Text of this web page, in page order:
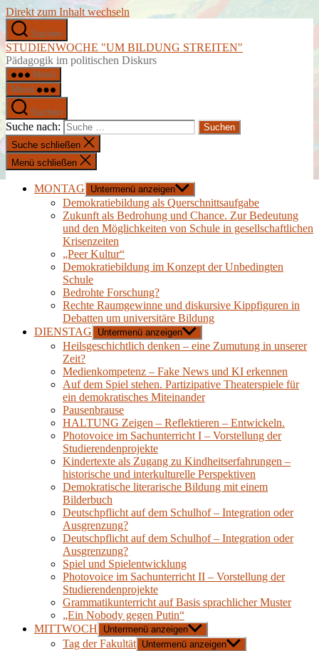
Direkt zum Inhalt wechseln
Suchen
STUDIENWOCHE "UM BILDUNG STREITEN"
Pädagogik im politischen Diskurs
Menü
Menü
Suchen
Suche nach:
Suche schließen
Menü schließen
MONTAG Untermenü anzeigen
Demokratiebildung als Querschnittsaufgabe
Zukunft als Bedrohung und Chance. Zur Bedeutung
und den Möglichkeiten von Schule in gesellschaftlichen
Krisenzeiten
„Peer Kultur“
Demokratiebildung im Konzept der Unbedingten
Schule
Bedrohte Forschung?
Rechte Raumgewinne und diskursive Kippfiguren in
Debatten um universitäre Bildung
DIENSTAG
Untermenü anzeigen
Heilsgeschichtlich denken – eine Zumutung in unserer
Zeit?
Medienkompetenz – Fake News und KI erkennen
Auf dem Spiel stehen. Partizipative Theaterspiele für
ein demokratisches Miteinander
Pausenbrause
HALTUNG Zeigen – Reflektieren – Entwickeln.
Photovoice im Sachunterricht I – Vorstellung der
Studierendenprojekte
Kindertexte als Zugang zu Kindheitserfahrungen –
historische und interkulturelle Perspektiven
Demokratische literarische Bildung mit einem
Bilderbuch
Deutschpflicht auf dem Schulhof – Integration oder
Ausgrenzung?
Deutschpflicht auf dem Schulhof – Integration oder
Ausgrenzung?
Spiel und Spielentwicklung
Photovoice im Sachunterricht II – Vorstellung der
Studierendenprojekte
Grammatikunterricht auf Basis sprachlicher Muster
„Ein Nobody gegen Putin“
MITTWOCH
Untermenü anzeigen
Tag der Fakultät Untermenü anzeigen